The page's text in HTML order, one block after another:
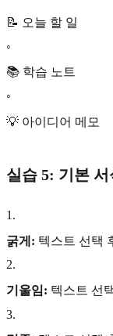
📝 오늘 할 일
◦
📚 학습 노트
◦
💡 아이디어 메모
실습 5: 기본 서
1 .
굵게: 텍스트 선택
2.
기울임: 텍스트 선
3.